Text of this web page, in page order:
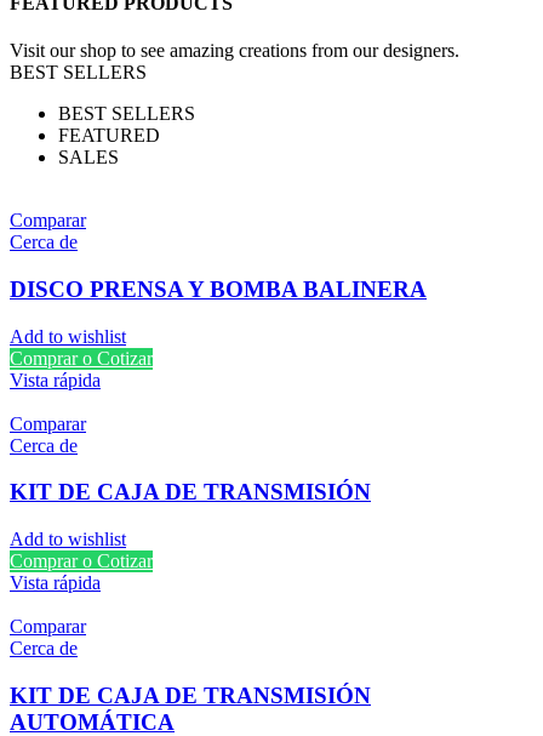
Visit our shop to see amazing creations from our designers.
BEST SELLERS
BEST SELLERS
FEATURED
SALES
Comparar
Cerca de
DISCO PRENSA Y BOMBA BALINERA
Add to wishlist
Comprar o Cotizar
Vista rápida
Comparar
Cerca de
KIT DE CAJA DE TRANSMISIÓN
Add to wishlist
Comprar o Cotizar
Vista rápida
Comparar
Cerca de
KIT DE CAJA DE TRANSMISIÓN
AUTOMÁTICA